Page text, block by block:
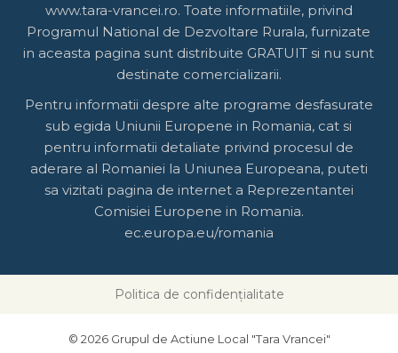
www.tara-vrancei.ro. Toate informatiile, privind
Programul National de Dezvoltare Rurala, furnizate
in aceasta pagina sunt distribuite GRATUIT si nu sunt
destinate comercializarii.
Pentru informatii despre alte programe desfasurate
sub egida Uniunii Europene in Romania, cat si
pentru informatii detaliate privind procesul de
aderare al Romaniei la Uniunea Europeana, puteti
sa vizitati pagina de internet a Reprezentantei
Comisiei Europene in Romania.
ec.europa.eu/romania
Politica de confidențialitate
© 2026 Grupul de Actiune Local "Tara Vrancei"